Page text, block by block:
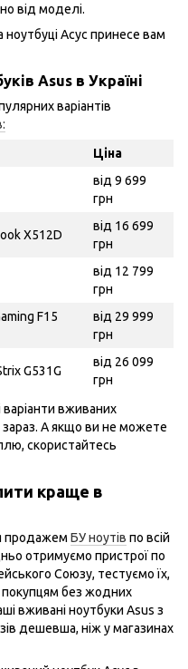
від моделі.
ноутбуці Асус принесе вам
Asus в Україні
варіантів
Ціна
від 9 699
грн
X512D
від 16 699
грн
від 12 799
грн
F15
від 29 999
грн
G531G
від 26 099
грн
варіанти вживаних
А якщо ви не можете
скористайтесь
краще в
продажем БУ ноутів по всій
отримуємо пристрої по
Союзу, тестуємо їх,
без жодних
вживані ноутбуки Asus з
дешевша, ніж у магазинах